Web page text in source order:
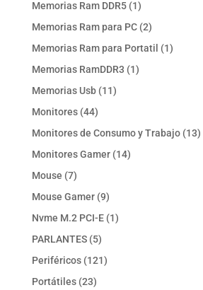
Memorias Ram DDR5 11
producto
Memorias Ram para PC 22
productos
Memorias Ram para Portatil 11
Memorias RamDDR3 11
Memorias Usb 1111
Monitores 4444
productos
Monitores de Consumo y Trabajo 1313
Monitores Gamer 1414
Mouse 77
productos
Mouse Gamer 99
productos
Nvme M.2 PCI-E 11
PARLANTES 55
productos
Periféricos 121121
Portátiles 2323